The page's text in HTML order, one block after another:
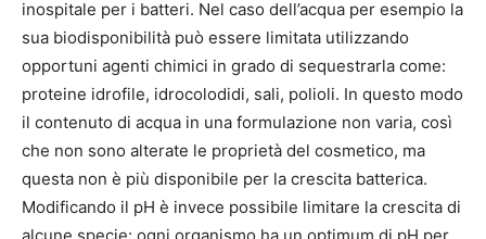
inospitale per i batteri. Nel caso dell’acqua per esempio la
sua biodisponibilità può essere limitata utilizzando
opportuni agenti chimici in grado di sequestrarla come:
proteine idrofile, idrocolodidi, sali, polioli. In questo modo
il contenuto di acqua in una formulazione non varia, così
che non sono alterate le proprietà del cosmetico, ma
questa non è più disponibile per la crescita batterica.
Modificando il pH è invece possibile limitare la crescita di